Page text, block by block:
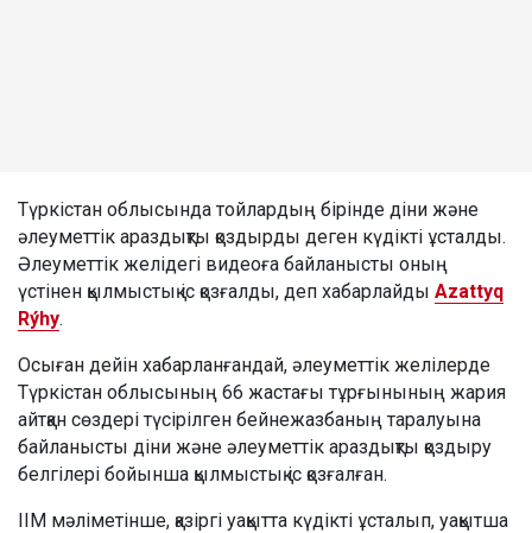
Түркістан облысында тойлардың бірінде діни және
әлеуметтік араздықты қоздырды деген күдікті ұсталды.
Әлеуметтік желідегі видеоға байланысты оның
үстінен қылмыстық іс қозғалды, деп хабарлайды Azattyq
Rýhy.
Осыған дейін хабарланғандай, әлеуметтік желілерде
Түркістан облысының 66 жастағы тұрғынының жария
айтқан сөздері түсірілген бейнежазбаның таралуына
байланысты діни және әлеуметтік араздықты қоздыру
белгілері бойынша қылмыстық іс қозғалған.
ІІМ мәліметінше, қазіргі уақытта күдікті ұсталып, уақытша